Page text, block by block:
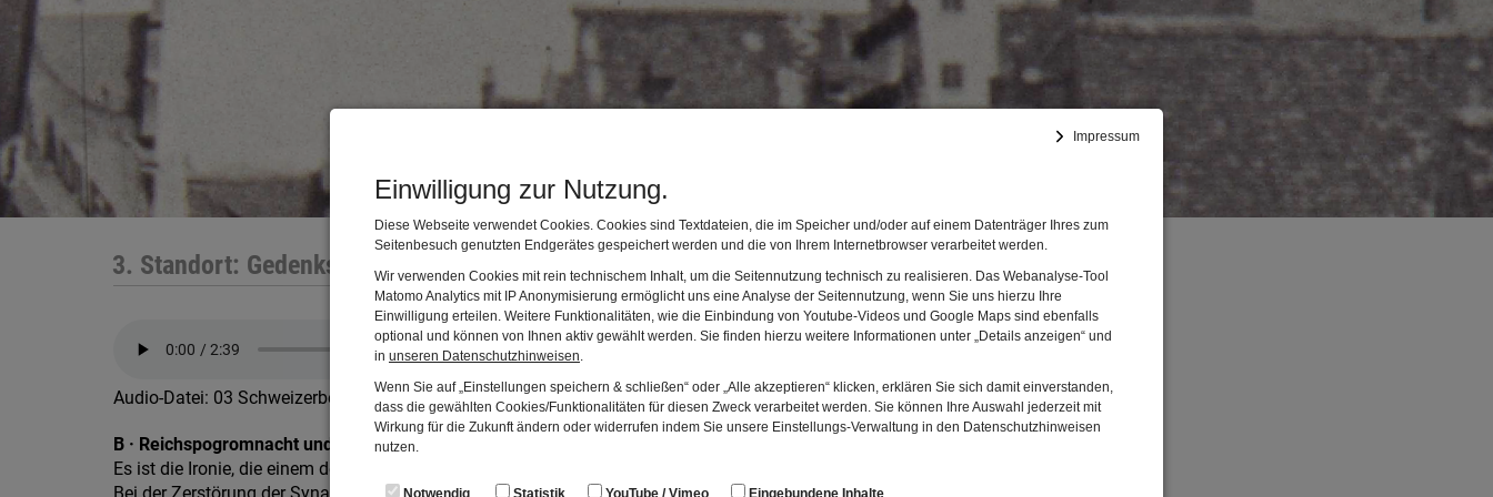
Impressum
Einwilligung zur Nutzung.
Diese Webseite verwendet Cookies. Cookies sind Textdateien, die im Speicher und/oder auf einem Datenträger Ihres zum
Seitenbesuch genutzten Endgerätes gespeichert werden und die von Ihrem Internetbrowser verarbeitet werden.
Wir verwenden Cookies mit rein technischem Inhalt, um die Seitennutzung technisch zu realisieren. Das Webanalyse-Tool
Matomo Analytics mit IP Anonymisierung ermöglicht uns eine Analyse der Seitennutzung, wenn Sie uns hierzu Ihre
Einwilligung erteilen. Weitere Funktionalitäten, wie die Einbindung von Youtube-Videos und Google Maps sind ebenfalls
optional und können von Ihnen aktiv gewählt werden. Sie finden hierzu weitere Informationen unter „Details anzeigen“ und
in unseren Datenschutzhinweisen
Wenn Sie auf „Einstellungen speichern & schließen“ oder „Alle akzeptieren“ klicken, erklären Sie sich damit einverstanden,
dass die gewählten Cookies/Funktionalitäten für diesen Zweck verarbeitet werden. Sie können Ihre Auswahl jederzeit mit
Wirkung für die Zukunft ändern oder widerrufen indem Sie unsere Einstellungs-Verwaltung in den Datenschutzhinweisen
nutzen.
Notwendig Statistik YouTube / Vimeo Eingebundene Inhalte
3. Standort: Gedenkstätte Schweizerberg
Audio-Datei: 03 Schweizerberg B.mp3
B · Reichspogromnacht und Zerstörung der Synagoge
Es ist die Ironie, die einem den Atem raubt
Bei der Zerstörung der Synagoge ging man brutal und äußerst akribisch vor. Was blieb, war Staub und eine Rechnung